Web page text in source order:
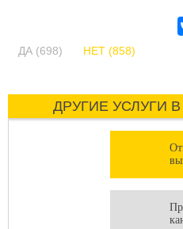
ДА (698) НЕТ (858)
ДРУГИЕ УСЛУГИ